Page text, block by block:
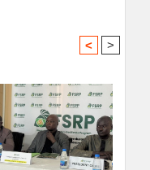
< >